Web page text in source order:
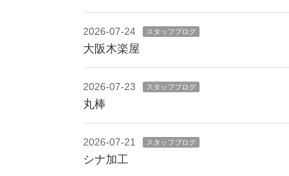
2026-07-24 スタッフブログ
大阪木楽屋
2026-07-23 スタッフブログ
丸棒
2026-07-21 スタッフブログ
シナ加工